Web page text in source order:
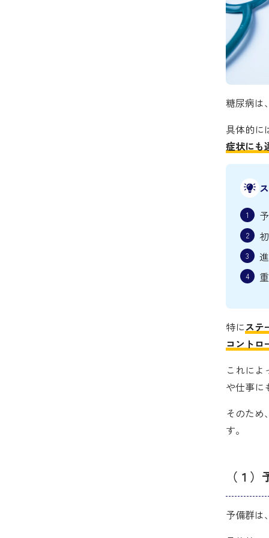
糖尿病は
具体的に
症状にも
特にステ
コントロ
これに
や仕事に
そのため
す。
（１
予備群は